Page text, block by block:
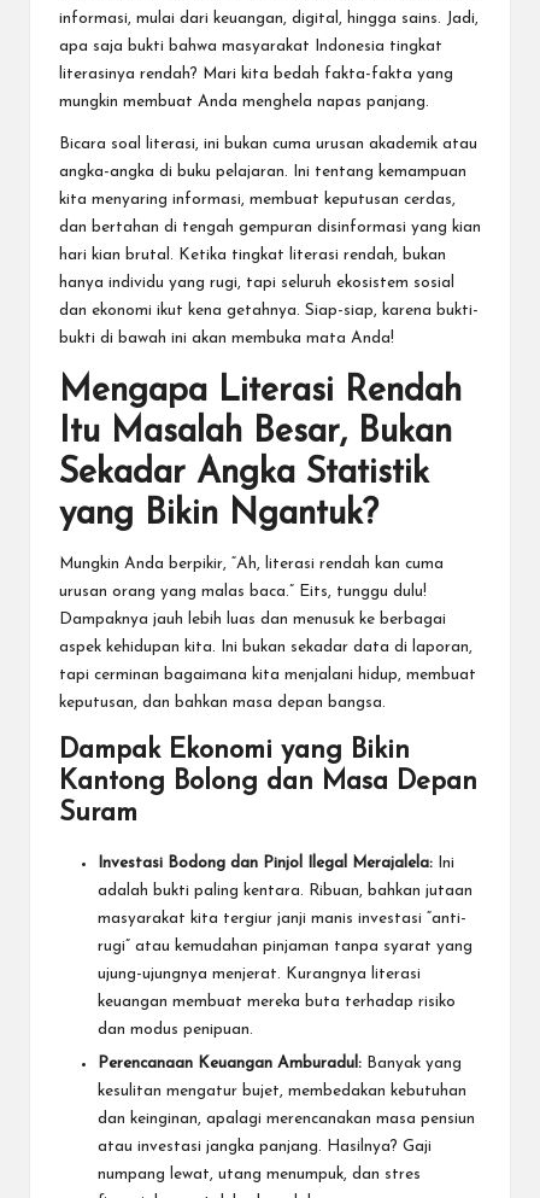
informasi, mulai dari keuangan, digital, hingga sains. Jadi,
apa saja bukti bahwa masyarakat Indonesia tingkat
literasinya rendah? Mari kita bedah fakta-fakta yang
mungkin membuat Anda menghela napas panjang.
Bicara soal literasi, ini bukan cuma urusan akademik atau
angka-angka di buku pelajaran. Ini tentang kemampuan
kita menyaring informasi, membuat keputusan cerdas,
dan bertahan di tengah gempuran disinformasi yang kian
hari kian brutal. Ketika tingkat literasi rendah, bukan
hanya individu yang rugi, tapi seluruh ekosistem sosial
dan ekonomi ikut kena getahnya. Siap-siap, karena bukti-
bukti di bawah ini akan membuka mata Anda!
Mengapa Literasi Rendah
Itu Masalah Besar, Bukan
Sekadar Angka Statistik
yang Bikin Ngantuk?
Mungkin Anda berpikir, “Ah, literasi rendah kan cuma
urusan orang yang malas baca.” Eits, tunggu dulu!
Dampaknya jauh lebih luas dan menusuk ke berbagai
aspek kehidupan kita. Ini bukan sekadar data di laporan,
tapi cerminan bagaimana kita menjalani hidup, membuat
keputusan, dan bahkan masa depan bangsa.
Dampak Ekonomi yang Bikin
Kantong Bolong dan Masa Depan
Suram
Investasi Bodong dan Pinjol Ilegal Merajalela: Ini
adalah bukti paling kentara. Ribuan, bahkan jutaan
masyarakat kita tergiur janji manis investasi “anti-
rugi” atau kemudahan pinjaman tanpa syarat yang
ujung-ujungnya menjerat. Kurangnya literasi
keuangan membuat mereka buta terhadap risiko
dan modus penipuan.
Perencanaan Keuangan Amburadul: Banyak yang
kesulitan mengatur bujet, membedakan kebutuhan
dan keinginan, apalagi merencanakan masa pensiun
atau investasi jangka panjang. Hasilnya? Gaji
numpang lewat, utang menumpuk, dan stres